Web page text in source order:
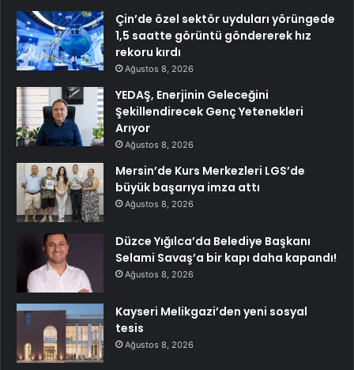
Çin’de özel sektör uyduları yörüngede
1,5 saatte görüntü göndererek hız
rekoru kırdı
Ağustos 8, 2026
YEDAŞ, Enerjinin Geleceğini
Şekillendirecek Genç Yetenekleri
Arıyor
Ağustos 8, 2026
Mersin’de Kurs Merkezleri LGS’de
büyük başarıya imza attı
Ağustos 8, 2026
Düzce Yığılca’da Belediye Başkanı
Selami Savaş’a bir kapı daha kapandı!
Ağustos 8, 2026
Kayseri Melikgazi’den yeni sosyal
tesis
Ağustos 8, 2026